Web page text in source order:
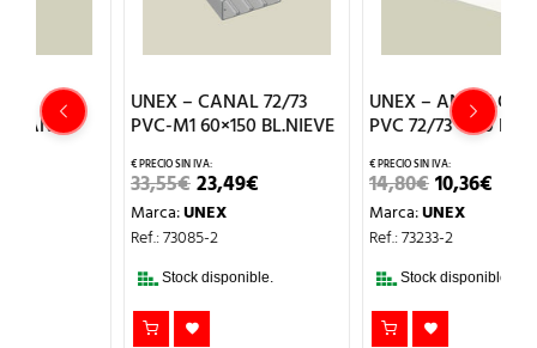
UNEX – CANAL 72/73
PVC-M1 60×150 BL.NIEVE
EL
PRECIO
ORIGINAL
ERA:
23,49€EL
PRECIO
ACTUAL
ES:
UNEX
Ref.: 73085-2
Stock disponible.
UNEX – ANGULO PLANO
PVC 72/73 Y 70 BL.NIEVE
EL
PRECIO
ORIGINAL
ERA:
10,36€EL
PRECIO
ACTUAL
ES:
UNEX
Stock disponible.